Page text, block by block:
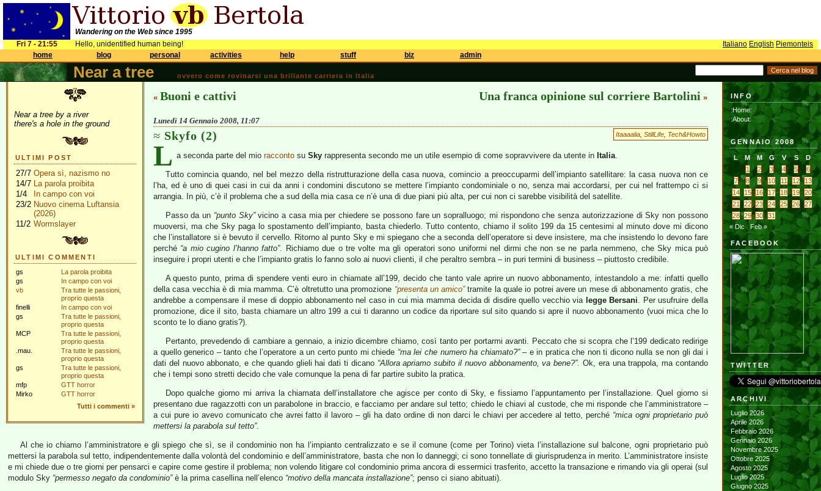
Wandering on the Web since 1995
Fri 7 - 21:55
Hello, unidentified human being! Italiano English Piemonteis
home
blog personal activities help stuff biz admin
Near a tree ovvero come rovinarsi una brillante carriera in Italia
Near a tree by a river
there's a hole in the ground
ULTIMI POST
27/7 Opera sì, nazismo no
14/7 La parola proibita
1/4
In campo con voi
23/2 Nuovo cinema Luftansia
(2026)
11/2 Wormslayer
ULTIMI COMMENTI
gs
La parola proibita
gs
In campo con voi
vb
Tra tutte le passioni,
proprio questa
finelli
In campo con voi
gs
Tra tutte le passioni,
proprio questa
MCP
Tra tutte le passioni,
proprio questa
.mau.
Tra tutte le passioni,
proprio questa
gs
Tra tutte le passioni,
proprio questa
mfp
GTT horror
Mirko
GTT horror
Tutti i commenti »
« Buoni e cattivi Una franca opinione sul corriere Bartolini »
Lunedì 14 Gennaio 2008, 11:07
Itaaaalia StillLife Tech&Howto
Skyfo (2)
L a seconda parte del mio racconto su Sky rappresenta secondo me un utile esempio di come sopravvivere da utente in Italia.
Tutto comincia quando, nel bel mezzo della ristrutturazione della casa nuova, comincio a preoccuparmi dell’impianto satellitare: la casa nuova non ce
l’ha, ed è uno di quei casi in cui da anni i condomini discutono se mettere l’impianto condominiale o no, senza mai accordarsi, per cui nel frattempo ci si
arrangia. In più, c’è il problema che a sud della mia casa ce n’è una di due piani più alta, per cui non ci sarebbe visibilità del satellite.
Passo da un “punto Sky”vicino a casa mia per chiedere se possono fare un sopralluogo; mi rispondono che senza autorizzazione di Sky non possono
muoversi, ma che Sky paga lo spostamento dell’impianto, basta chiederlo. Tutto contento, chiamo il solito 199 da 15 centesimi al minuto dove mi dicono
che l’installatore si è bevuto il cervello. Ritorno al punto Sky e mi spiegano che a seconda dell’operatore si deve insistere, ma che insistendo lo devono fare
perché “a mio cugino l’hanno fatto”. Richiamo due o tre volte ma gli operatori sono uniformi nel dirmi che non se ne parla nemmeno, che Sky mica può
inseguire i propri utenti e che l’impianto gratis lo fanno solo ai nuovi clienti, il che peraltro sembra – in puri termini di business – piuttosto credibile.
A questo punto, prima di spendere venti euro in chiamate all’199, decido che tanto vale aprire un nuovo abbonamento, intestandolo a me: infatti quello
della casa vecchia è di mia mamma. C’è oltretutto una promozione “presenta un amico”tramite la quale io potrei avere un mese di abbonamento gratis, che
andrebbe a compensare il mese di doppio abbonamento nel caso in cui mia mamma decida di disdire quello vecchio via legge Bersani. Per usufruire della
promozione, dice il sito, basta chiamare un altro 199 a cui ti daranno un codice da riportare sul sito quando si apre il nuovo abbonamento (vuoi mica che lo
sconto te lo diano gratis?).
Pertanto, prevedendo di cambiare a gennaio, a inizio dicembre chiamo, così tanto per portarmi avanti. Peccato che si scopra che l’199 dedicato redirige
a quello generico – tanto che l’operatore a un certo punto mi chiede “ma lei che numero ha chiamato?”– e in pratica che non ti dicono nulla se non gli dai i
dati del nuovo abbonato, e che quando glieli hai dati ti dicano “Allora apriamo subito il nuovo abbonamento, va bene?”. Ok, era una trappola, ma contando
che i tempi sono stretti decido che vale comunque la pena di far partire subito la pratica.
Dopo qualche giorno mi arriva la chiamata dell’installatore che agisce per conto di Sky, e fissiamo l’appuntamento per l’installazione. Quel giorno si
presentano due ragazzotti con un parabolone in braccio, e facciamo per andare sul tetto; chiedo le chiavi al custode, che mi risponde che l’amministratore –
a cui pure io avevo comunicato che avrei fatto il lavoro – gli ha dato ordine di non darci le chiavi per accedere al tetto, perché “mica ogni proprietario può
mettersi la parabola sul tetto”.
Al che io chiamo l’amministratore e gli spiego che sì, se il condominio non ha l’impianto centralizzato e se il comune (come per Torino) vieta l’installazione sul balcone, ogni proprietario può
mettersi la parabola sul tetto, indipendentemente dalla volontà del condominio e dell’amministratore, basta che non lo danneggi; ci sono tonnellate di giurisprudenza in merito. L’amministratore insiste
e mi chiede due o tre giorni per pensarci e capire come gestire il problema; non volendo litigare col condominio prima ancora di essermici trasferito, accetto la transazione e rimando via gli operai (sul
modulo Sky “permesso negato da condominio”è la prima casellina nell’elenco “motivo della mancata installazione”; penso ci siano abituati).
INFO
:Home:
:About:
GENNAIO 2008
L M M G V S
D
1
2 3 4 5
6
7
8 9 10 11 12
13
14
15 16 17 18 19
20
21
22 23 24 25 26
27
28
29 30
31
« Dic
Feb »
FACEBOOK
TWITTER
ARCHIVI
Luglio 2026
Aprile 2026
Febbraio 2026
Gennaio 2026
Novembre 2025
Ottobre 2025
Agosto 2025
Luglio 2025
Giugno 2025